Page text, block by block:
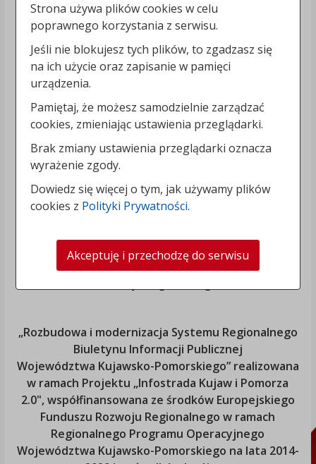
„Rozbudowa i modernizacja Systemu Regionalnego
Biuletynu Informacji Publicznej
Województwa Kujawsko-Pomorskiego” realizowana
w ramach Projektu „Infostrada Kujaw i Pomorza
2.0", współfinansowana ze środków Europejskiego
Funduszu Rozwoju Regionalnego w ramach
Regionalnego Programu Operacyjnego
Województwa Kujawsko-Pomorskiego na lata 2014-
Strona używa plików cookies w celu
poprawnego korzystania z serwisu.
Jeśli nie blokujesz tych plików, to zgadzasz się
na ich użycie oraz zapisanie w pamięci
urządzenia.
Pamiętaj, że możesz samodzielnie zarządzać
cookies, zmieniając ustawienia przeglądarki.
Brak zmiany ustawienia przeglądarki oznacza
wyrażenie zgody.
Dowiedz się więcej o tym, jak używamy plików
cookies z Polityki Prywatności.
Akceptuję i przechodzę do serwisu